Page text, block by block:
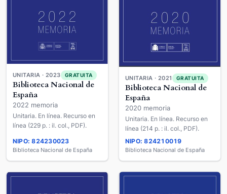
UNITARIA · 2023 GRATUITA
Biblioteca Nacional de
España
2022 memoria
Unitaria. En línea. Recurso en
línea (229 p. : il. col., PDF).
NIPO: 824230023
Biblioteca Nacional de España
UNITARIA · 2021 GRATUITA
Biblioteca Nacional de
España
2020 memoria
Unitaria. En línea. Recurso en
línea (214 p. : il. col., PDF).
NIPO: 824210019
Biblioteca Nacional de España